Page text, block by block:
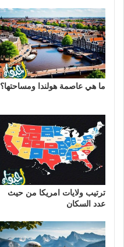
ما هي عاصمة هولندا ومساحتها؟
ترتيب ولايات امريكا من حيث
عدد السكان